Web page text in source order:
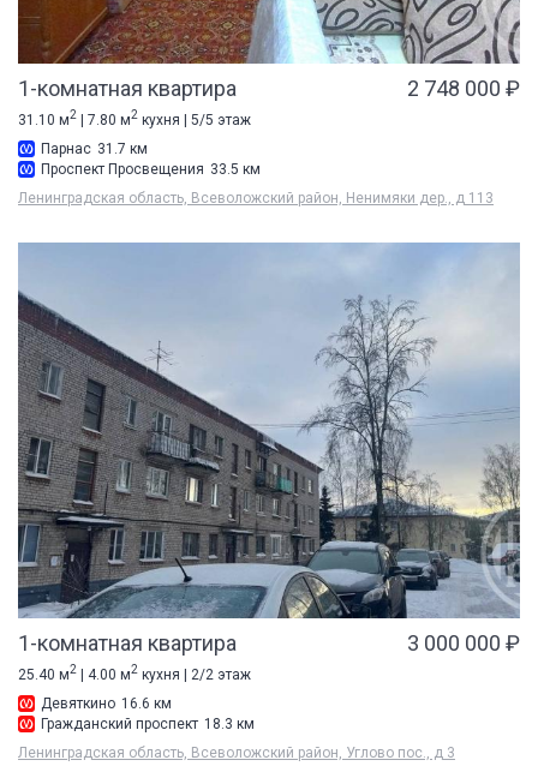
1-комнатная квартира 2 748 000 ₽
31.10 м2 | 7.80 м2 кухня | 5/5 этаж
Парнас 31.7 км
Проспект Просвещения 33.5 км
Ленинградская область, Всеволожский район, Ненимяки дер., д 113
1-комнатная квартира 3 000 000 ₽
25.40 м2 | 4.00 м2 кухня | 2/2 этаж
Девяткино 16.6 км
Гражданский проспект 18.3 км
Ленинградская область, Всеволожский район, Углово пос., д 3